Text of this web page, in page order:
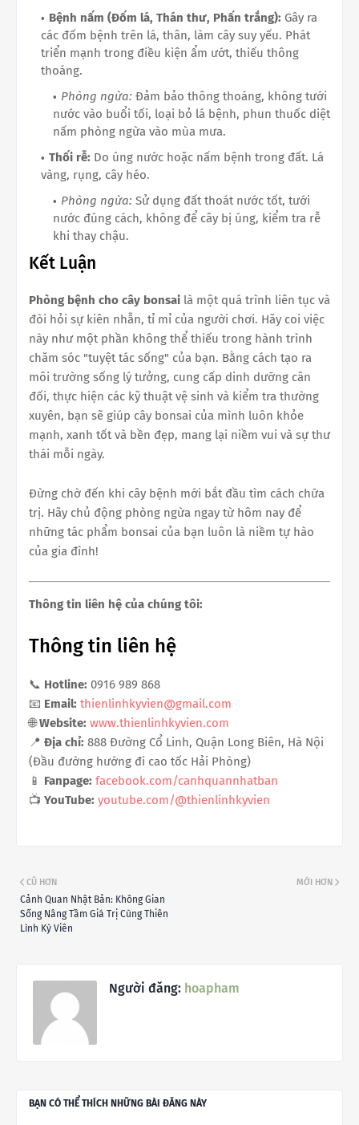
Bệnh nấm (Đốm lá, Thán thư, Phấn trắng): Gây ra
các đốm bệnh trên lá, thân, làm cây suy yếu. Phát
triển mạnh trong điều kiện ẩm ướt, thiếu thông
thoáng.
Phòng ngừa: Đảm bảo thông thoáng, không tưới
nước vào buổi tối, loại bỏ lá bệnh, phun thuốc diệt
nấm phòng ngừa vào mùa mưa.
Thối rễ: Do úng nước hoặc nấm bệnh trong đất. Lá
vàng, rụng, cây héo.
Phòng ngừa: Sử dụng đất thoát nước tốt, tưới
nước đúng cách, không để cây bị úng, kiểm tra rễ
khi thay chậu.
Kết Luận
Phòng bệnh cho cây bonsai là một quá trình liên tục và
đòi hỏi sự kiên nhẫn, tỉ mỉ của người chơi. Hãy coi việc
này như một phần không thể thiếu trong hành trình
chăm sóc "tuyệt tác sống" của bạn. Bằng cách tạo ra
môi trường sống lý tưởng, cung cấp dinh dưỡng cân
đối, thực hiện các kỹ thuật vệ sinh và kiểm tra thường
xuyên, bạn sẽ giúp cây bonsai của mình luôn khỏe
mạnh, xanh tốt và bền đẹp, mang lại niềm vui và sự thư
thái mỗi ngày.
Đừng chờ đến khi cây bệnh mới bắt đầu tìm cách chữa
trị. Hãy chủ động phòng ngừa ngay từ hôm nay để
những tác phẩm bonsai của bạn luôn là niềm tự hào
của gia đình!
Thông tin liên hệ của chúng tôi:
Thông tin liên hệ
📞 Hotline: 0916 989 868
📧 Email: thienlinhkyvien@gmail.com
🌐Website: www.thienlinhkyvien.com
📍 Địa chỉ: 888 Đường Cổ Linh, Quận Long Biên, Hà Nội
(Đầu đường hướng đi cao tốc Hải Phòng)
📱 Fanpage: facebook.com/canhquannhatban
📺 YouTube: youtube.com/@thienlinhkyvien
MỚI HƠN
CŨ HƠN
Cảnh Quan Nhật Bản: Không Gian
Sống Nâng Tầm Giá Trị Cùng Thiên
Lình Kỳ Viên
Người đăng: hoapham
BẠN CÓ THỂ THÍCH NHỮNG BÀI ĐĂNG NÀY